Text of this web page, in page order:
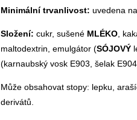
Minimální trvanlivost: uvedena
Složení: cukr, sušené MLÉKO ,
maltodextrin, emulgátor (SÓJOVÝ
(karnaubský vosk E903, šelak
Může obsahovat stopy: lepku,
derivátů.